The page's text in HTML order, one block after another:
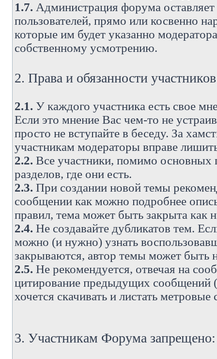
1.7. Администрация форума
пользователей, прямо или косвенно
которые им будет указанно
собственному усмотрению.
2. Права и обязанности
2.1. У каждого участника есть свое
Если это мнение Вас чем-то не
просто не вступайте в беседу. За
участникам модераторы вправе
2.2. Все участники, помимо основных
разделов, где они есть.
2.3. При создании новой темы
сообщении как можно подробнее
правил, тема может быть закрыта как
2.4. Не создавайте дубликатов тем.
можно (и нужно) узнать
закрываются, автор темы может быть
2.5. Не рекомендуется, отвечая на
цитирование предыдущих сообщений
хочется скачивать и листать
3. Участникам Форума запрещено: